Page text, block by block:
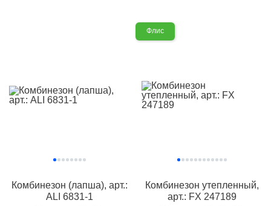
Комбинезон (лапша), арт.:
ALI 6831-1
Флис
Комбинезон утепленный,
арт.: FX 247189